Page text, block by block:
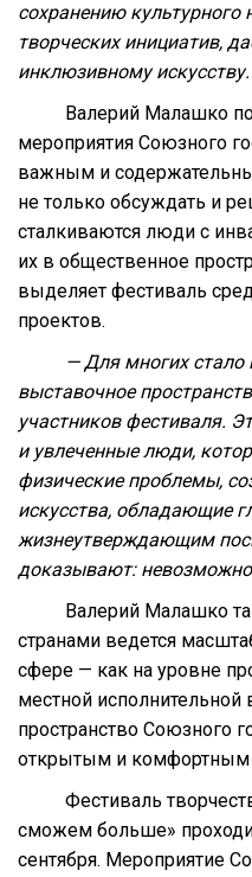
сохранению культурного
творческих инициатив,
инклюзивному искусству.
Валерий Малашко
мероприятия Союзного
важным и
не только обсуждать и
сталкиваются люди с
их в общественное
выделяет фестиваль
проектов.
— Для многих
выставочное
участников фестиваля.
и увлеченные люди,
физические проблемы,
искусства, обладающие
жизнеутверждающим
доказывают:
Валерий Малашко
странами ведется
сфере — как на уровне
местной исполнительной
пространство Союзного
открытым и комфортным
Фестиваль
сможем больше»
сентября. Мероприятие